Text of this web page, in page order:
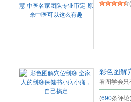
(
彩色图解
看图学会只
(690条评论)